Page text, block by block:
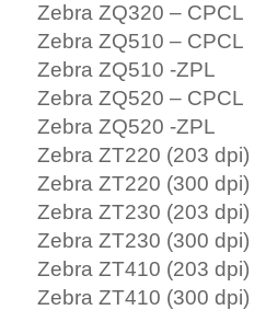
Zebra ZQ320 – CPCL
Zebra ZQ510 – CPCL
Zebra ZQ510 -ZPL
Zebra ZQ520 – CPCL
Zebra ZQ520 -ZPL
Zebra ZT220 (203 dpi)
Zebra ZT220 (300 dpi)
Zebra ZT230 (203 dpi)
Zebra ZT230 (300 dpi)
Zebra ZT410 (203 dpi)
Zebra ZT410 (300 dpi)